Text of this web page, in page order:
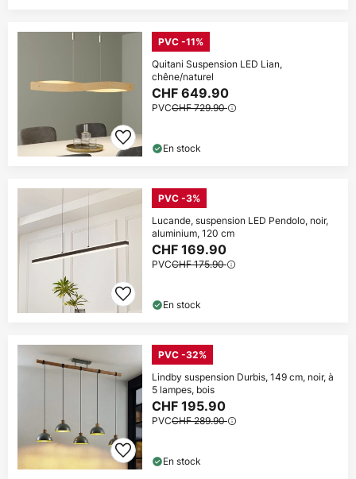
PVC -11%
Quitani Suspension LED Lian,
chêne/naturel
CHF 649.90
PVCCHF 729.90
En stock
PVC -3%
Lucande, suspension LED Pendolo, noir,
aluminium, 120 cm
CHF 169.90
PVCCHF 175.90
En stock
PVC -32%
Lindby suspension Durbis, 149 cm, noir, à
5 lampes, bois
CHF 195.90
PVCCHF 289.90
En stock